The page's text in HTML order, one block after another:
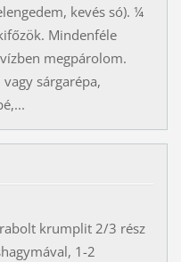
kevés só). ¼
Mindenféle
megpárolom.
sárgarépa,
krumplit 2/3 rész
1-2